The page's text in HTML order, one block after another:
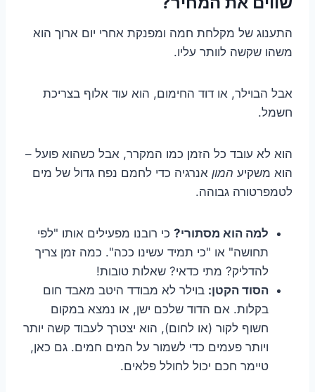
התענוג של מקלחת חמה ומפנקת אחרי יום ארוך הוא
משהו שקשה לוותר עליו.
אבל הבוילר, או דוד החימום, הוא עוד אלוף בצריכת
חשמל.
הוא לא עובד כל הזמן כמו המקרר, אבל כשהוא פועל –
הוא משקיע המון אנרגיה כדי לחמם נפח גדול של מים
לטמפרטורה גבוהה.
למה הוא מסתורי? כי רובנו מפעילים אותו "לפי
תחושה" או "כי תמיד עשינו ככה". כמה זמן צריך
להדליק? מתי כדאי? שאלות טובות!
הסוד הקטן: בוילר לא מבודד היטב מאבד חום
בקלות. אם הדוד שלכם ישן, או נמצא במקום
חשוף לקור (או לחום), הוא יצטרך לעבוד קשה יותר
ויותר פעמים כדי לשמור על המים חמים. גם כאן,
טיימר חכם יכול לחולל פלאים.